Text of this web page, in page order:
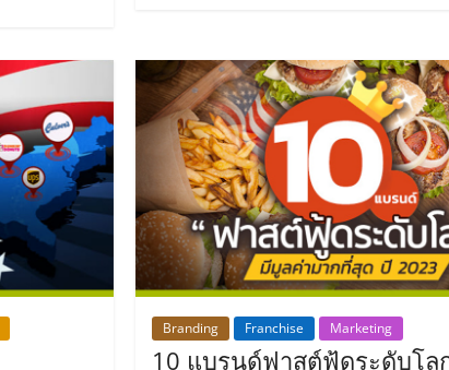
Branding Franchise Marketing
10 แบรนด์ฟาสต์ฟู้ดระดับโล